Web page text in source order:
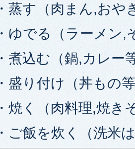
・蒸す（肉まん,おや
・ゆでる（ラーメン,
・煮込む（鍋,カレー
・盛り付け（丼もの
・焼く（肉料理,焼き
・ご飯を炊く（洗米